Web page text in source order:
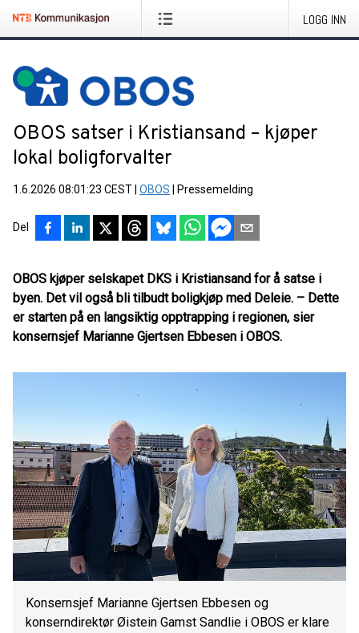
LOGG INN
OBOS satser i Kristiansand – kjøper
lokal boligforvalter
1.6.2026 08:01:23 CEST OBOS Pressemelding
Del
OBOS kjøper selskapet DKS i Kristiansand for å satse i
byen. Det vil også bli tilbudt boligkjøp med Deleie. – Dette
er starten på en langsiktig opptrapping i regionen, sier
konsernsjef Marianne Gjertsen Ebbesen i OBOS.
Konsernsjef Marianne Gjertsen Ebbesen og
konserndirektør Øistein Gamst Sandlie i OBOS er klare